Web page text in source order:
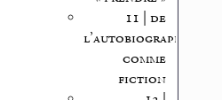
11 | de
l’autobiographie
comme
fiction